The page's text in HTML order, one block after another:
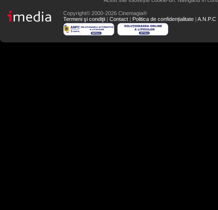
Copyright© 2000-2026 Cinemagia®
Termeni şi condiţii | Contact | Politica de confidențialitate | A.N.P.C